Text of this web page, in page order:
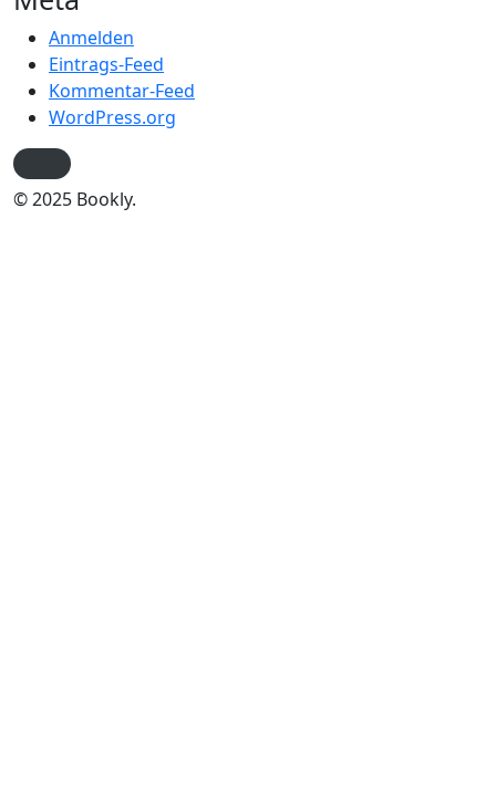
Anmelden
Eintrags-Feed
Kommentar-Feed
WordPress.org
© 2025 Bookly.